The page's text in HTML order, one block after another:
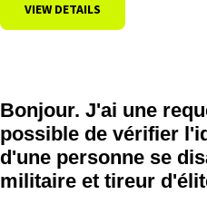
VIEW DETAILS
Bonjour. J'ai une
possible de vérifier
d'une personne se
militaire et tireur